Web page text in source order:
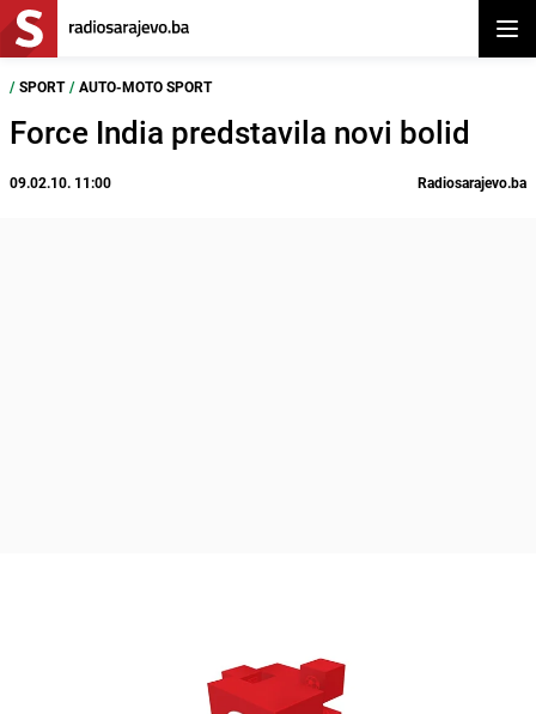
/ SPORT / AUTO-MOTO SPORT
Force India predstavila novi bolid
09.02.10. 11:00 Radiosarajevo.ba